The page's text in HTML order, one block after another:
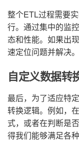
整个ETL过程需要
行。通过集中的监
态和性能。如果出
速定位问题并解决。
自定义数据转
最后，为了适应特
转换逻辑。例如，
式，或者在判断是
得我们能够满足各